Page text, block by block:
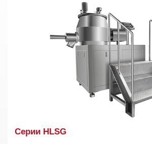
Cерии HLSG